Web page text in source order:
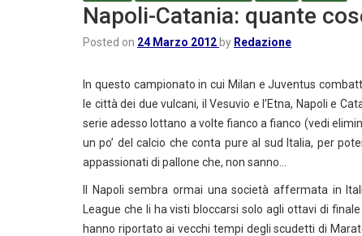
Napoli-Catania: quante
Posted on 24 Marzo 2012 by Redazione
In questo campionato in cui Milan e Juventus
le città dei due vulcani, il Vesuvio e l’Etna, Napoli e
serie adesso lottano a volte fianco a fianco (vedi
un po’ del calcio che conta pure al sud Italia, per
appassionati di pallone che, non sanno…
Il Napoli sembra ormai una società affermata in
League che li ha visti bloccarsi solo agli ottavi di
hanno riportato ai vecchi tempi degli scudetti di